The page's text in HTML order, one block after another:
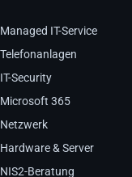
Managed IT-Service
Telefonanlagen
IT-Security
Microsoft 365
Netzwerk
Hardware & Server
NIS2-Beratung